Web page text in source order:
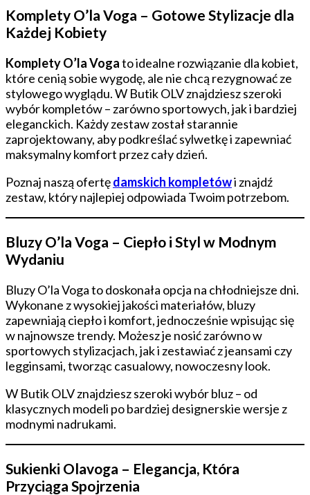
Komplety O’la Voga – Gotowe Stylizacje dla
Każdej Kobiety
Komplety O’la Vogato idealne rozwiązanie dla kobiet,
które cenią sobie wygodę, ale nie chcą rezygnować ze
stylowego wyglądu. W Butik OLV znajdziesz szeroki
wybór kompletów – zarówno sportowych, jak i bardziej
eleganckich. Każdy zestaw został starannie
zaprojektowany, aby podkreślać sylwetkę i zapewniać
maksymalny komfort przez cały dzień.
Poznaj naszą ofertędamskich kompletówi znajdź
zestaw, który najlepiej odpowiada Twoim potrzebom.
Bluzy O’la Voga – Ciepło i Styl w Modnym
Wydaniu
Bluzy O’la Voga to doskonała opcja na chłodniejsze dni.
Wykonane z wysokiej jakości materiałów, bluzy
zapewniają ciepło i komfort, jednocześnie wpisując się
w najnowsze trendy. Możesz je nosić zarówno w
sportowych stylizacjach, jak i zestawiać z jeansami czy
legginsami, tworząc casualowy, nowoczesny look.
W Butik OLV znajdziesz szeroki wybór bluz – od
klasycznych modeli po bardziej designerskie wersje z
modnymi nadrukami.
Sukienki Olavoga – Elegancja, Która
Przyciąga Spojrzenia